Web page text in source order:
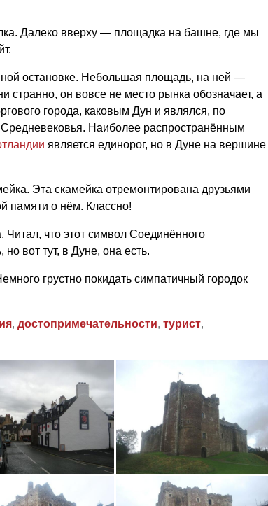
Далеко вверху — площадка на башне, где мы
остановке. Небольшая площадь, на ней —
странно, он вовсе не место рынка обозначает, а
города, каковым Дун и являлся, по
Наиболее распространённым
является единорог, но в Дуне на вершине
Эта скамейка отремонтирована друзьями
памяти о нём. Классно!
что этот символ Соединённого
вот тут, в Дуне, она есть.
грустно покидать симпатичный городок
, достопримечательности, турист,